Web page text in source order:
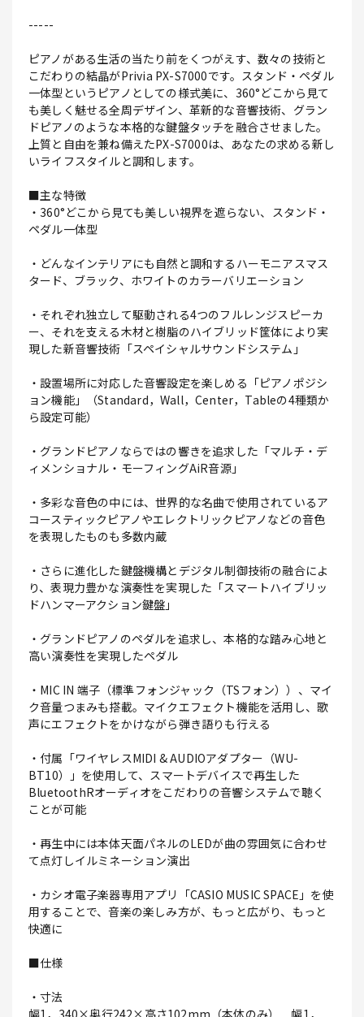
-----
ピアノがある生活の当たり前をくつがえす、数々の技術と
こだわりの結晶がPrivia PX-S7000です。スタンド・ペダル
一体型というピアノとしての様式美に、360°どこから見て
も美しく魅せる全周デザイン、革新的な音響技術、グラン
ドピアノのような本格的な鍵盤タッチを融合させました。
上質と自由を兼ね備えたPX-S7000は、あなたの求める新し
いライフスタイルと調和します。
■主な特徴
・360°どこから見ても美しい視界を遮らない、スタンド・
ペダル一体型
・どんなインテリアにも自然と調和するハーモニアスマス
タード、ブラック、ホワイトのカラーバリエーション
・それぞれ独立して駆動される4つのフルレンジスピーカ
ー、それを支える木材と樹脂のハイブリッド筐体により実
現した新音響技術「スペイシャルサウンドシステム」
・設置場所に対応した音響設定を楽しめる「ピアノポジシ
ョン機能」（Standard，Wall，Center，Tableの4種類か
ら設定可能）
・グランドピアノならではの響きを追求した「マルチ・デ
ィメンショナル・モーフィングAiR音源」
・多彩な音色の中には、世界的な名曲で使用されているア
コースティックピアノやエレクトリックピアノなどの音色
を表現したものも多数内蔵
・さらに進化した鍵盤機構とデジタル制御技術の融合によ
り、表現力豊かな演奏性を実現した「スマートハイブリッ
ドハンマーアクション鍵盤」
・グランドピアノのペダルを追求し、本格的な踏み心地と
高い演奏性を実現したペダル
・MIC IN 端子（標準フォンジャック（TSフォン））、マイ
ク音量つまみも搭載。マイクエフェクト機能を活用し、歌
声にエフェクトをかけながら弾き語りも行える
・付属「ワイヤレスMIDI & AUDIOアダプター（WU-
BT10）」を使用して、スマートデバイスで再生した
BluetoothRオーディオをこだわりの音響システムで聴く
ことが可能
・再生中には本体天面パネルのLEDが曲の雰囲気に合わせ
て点灯しイルミネーション演出
・カシオ電子楽器専用アプリ「CASIO MUSIC SPACE」を使
用することで、音楽の楽しみ方が、もっと広がり、もっと
快適に
■仕様
・寸法